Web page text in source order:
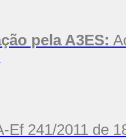
pela A3ES:
Ef 241/2011 de